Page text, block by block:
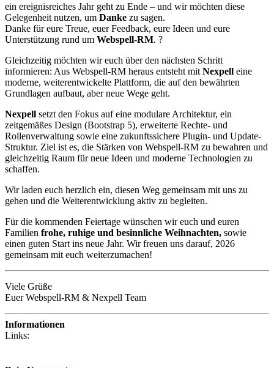
ein ereignisreiches Jahr geht zu Ende – und wir möchten diese
Gelegenheit nutzen, um Danke zu sagen.
Danke für eure Treue, euer Feedback, eure Ideen und eure
Unterstützung rund um Webspell-RM. ?
Gleichzeitig möchten wir euch über den nächsten Schritt
informieren: Aus Webspell-RM heraus entsteht mit Nexpell eine
moderne, weiterentwickelte Plattform, die auf den bewährten
Grundlagen aufbaut, aber neue Wege geht.
Nexpell setzt den Fokus auf eine modulare Architektur, ein
zeitgemäßes Design (Bootstrap 5), erweiterte Rechte- und
Rollenverwaltung sowie eine zukunftssichere Plugin- und Update-
Struktur. Ziel ist es, die Stärken von Webspell-RM zu bewahren und
gleichzeitig Raum für neue Ideen und moderne Technologien zu
schaffen.
Wir laden euch herzlich ein, diesen Weg gemeinsam mit uns zu
gehen und die Weiterentwicklung aktiv zu begleiten.
Für die kommenden Feiertage wünschen wir euch und euren
Familien frohe, ruhige und besinnliche Weihnachten, sowie
einen guten Start ins neue Jahr. Wir freuen uns darauf, 2026
gemeinsam mit euch weiterzumachen!
Viele Grüße
Euer Webspell-RM & Nexpell Team
Informationen
Links: